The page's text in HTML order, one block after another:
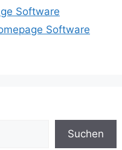
Software
Software
Suchen